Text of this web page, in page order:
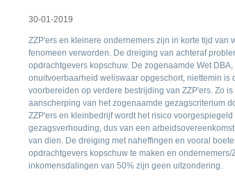
30-01-2019
ZZP'ers en kleinere ondernemers zijn in korte tijd van
fenomeen verworden. De dreiging van achteraf
opdrachtgevers kopschuw. De zogenaamde Wet
onuitvoerbaarheid weliswaar opgeschort, niettemin is
voorbereiden op verdere bestrijding van ZZP'ers. Zo
aanscherping van het zogenaamde gezagscriterium
ZZP'ers en kleinbedrijf wordt het risico
gezagsverhouding, dus van een
van dien. De dreiging met naheffingen en vooral
opdrachtgevers kopschuw te maken en
inkomensdalingen van 50% zijn geen uitzondering.